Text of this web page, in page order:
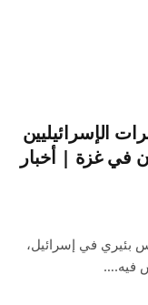
الإسرائيليين
في غزة | أخبار
بئيري في إسرائيل،
فيه.…